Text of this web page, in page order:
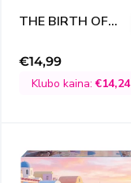
THE BIRTH OF
Išpardavimo
kaina
€14,99
Klubo kaina:€14,24